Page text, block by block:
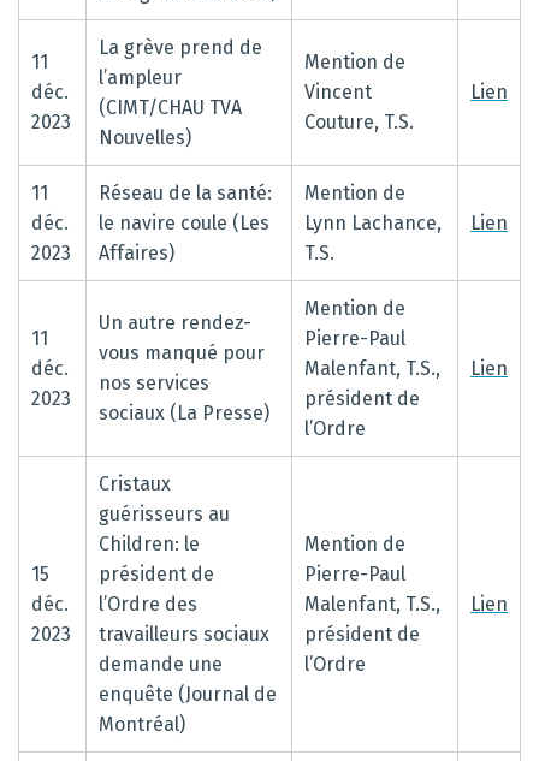
11
déc.
2023
La grève prend de
l’ampleur
(CIMT/CHAU TVA
Nouvelles)
Mention de
Vincent
Couture, T.S.
Lien
11
déc.
2023
Réseau de la santé:
le navire coule (Les
Affaires)
Mention de
Lynn Lachance,
T.S.
Lien
11
déc.
2023
Un autre rendez-
vous manqué pour
nos services
sociaux (La Presse)
Mention de
Pierre-Paul
Malenfant, T.S.,
président de
l’Ordre
Lien
15
déc.
2023
Cristaux
guérisseurs au
Children: le
président de
l’Ordre des
travailleurs sociaux
demande une
enquête (Journal de
Montréal)
Mention de
Pierre-Paul
Malenfant, T.S.,
président de
l’Ordre
Lien